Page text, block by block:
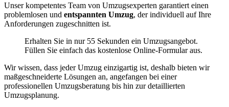
Unser kompetentes Team von Umzugsexperten garantiert einen
problemlosen und entspannten Umzug, der individuell auf Ihre
Anforderungen zugeschnitten ist.
Erhalten Sie in nur 55 Sekunden ein Umzugsangebot.
Füllen Sie einfach das kostenlose Online-Formular aus.
Wir wissen, dass jeder Umzug einzigartig ist, deshalb bieten wir
maßgeschneiderte Lösungen an, angefangen bei einer
professionellen Umzugsberatung bis hin zur detaillierten
Umzugsplanung.